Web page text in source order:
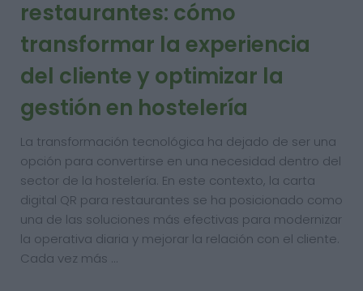
restaurantes: cómo
transformar la experiencia
del cliente y optimizar la
gestión en hostelería
La transformación tecnológica ha dejado de ser una
opción para convertirse en una necesidad dentro del
sector de la hostelería. En este contexto, la carta
digital QR para restaurantes se ha posicionado como
una de las soluciones más efectivas para modernizar
la operativa diaria y mejorar la relación con el cliente.
Cada vez más …